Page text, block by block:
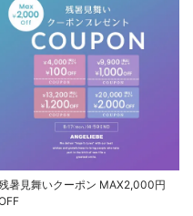
暑見舞いクーポン MAX2,000円